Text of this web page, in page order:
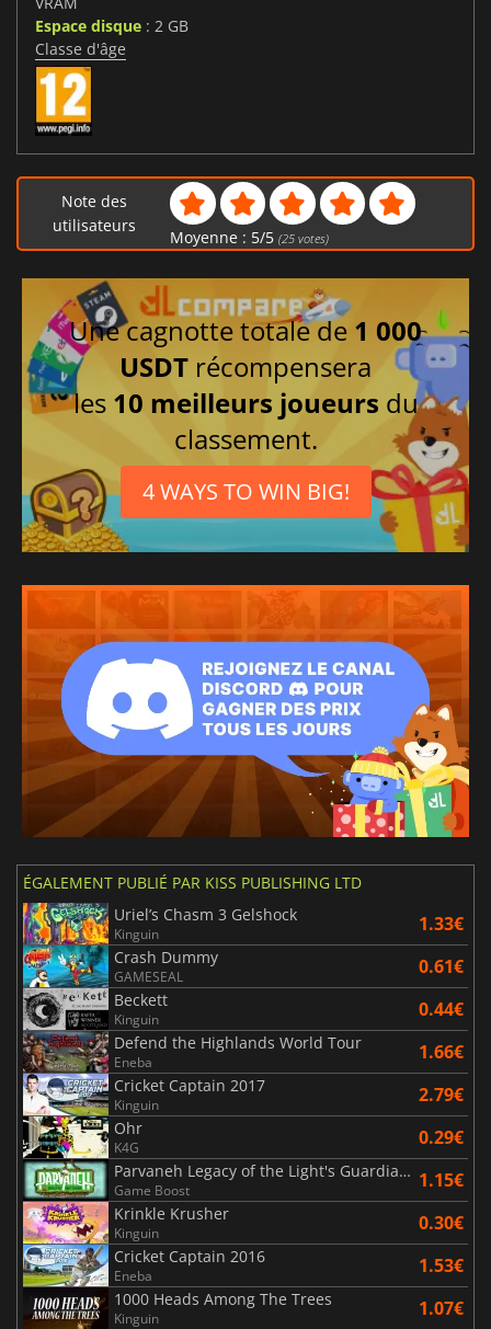
Espace disque : 2 GB
Classe d'âge
Note des
utilisateurs
Moyenne : 5/5 (25votes)
Une cagnotte totale de 1 000
USDT récompensera
les 10 meilleurs joueurs du
classement.
4 WAYS TO WIN BIG!
ÉGALEMENT PUBLIÉ PAR KISS PUBLISHING LTD
Uriel’s Chasm 3 Gelshock
Kinguin 1.33€
Crash Dummy
GAMESEAL 0.61€
Beckett
Kinguin 0.44€
Defend the Highlands World Tour
Eneba 1.66€
Cricket Captain 2017
Kinguin 2.79€
Ohr
K4G 0.29€
Parvaneh Legacy of the Light's Guardians
Game Boost 1.15€
Krinkle Krusher
Kinguin 0.30€
Cricket Captain 2016
Eneba 1.53€
1000 Heads Among The Trees
Kinguin 1.07€